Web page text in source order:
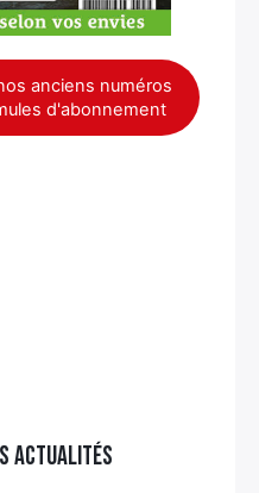
anciens numéros
d'abonnement
Actualités